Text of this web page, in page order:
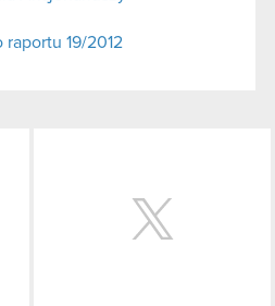
raportu 19/2012